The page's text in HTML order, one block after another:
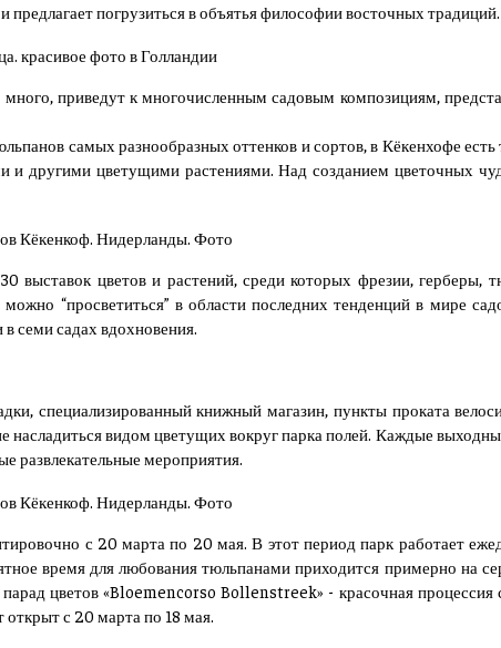
погрузиться в объятья философии восточных традиций.
приведут к многочисленным садовым композициям,
самых разнообразных оттенков и сортов, в Кёкенхофе есть
и другими цветущими растениями. Над созданием цветочных
выставок цветов и растений, среди которых фрезии, герберы,
“просветиться” в области последних тенденций в мире
семи садах вдохновения.
специализированный книжный магазин, пункты проката
видом цветущих вокруг парка полей. Каждые
развлекательные мероприятия.
с 20 марта по 20 мая. В этот период парк работает
время для любования тюльпанами приходится примерно на
цветов «Bloemencorso Bollenstreek» - красочная процессия
открыт с 20 марта по 18 мая.